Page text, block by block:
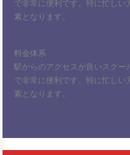
で非常に便利です。特に忙しい
素となります。
料金体系
駅からのアクセスが良いスクー
で非常に便利です。特に忙しい
素となります。